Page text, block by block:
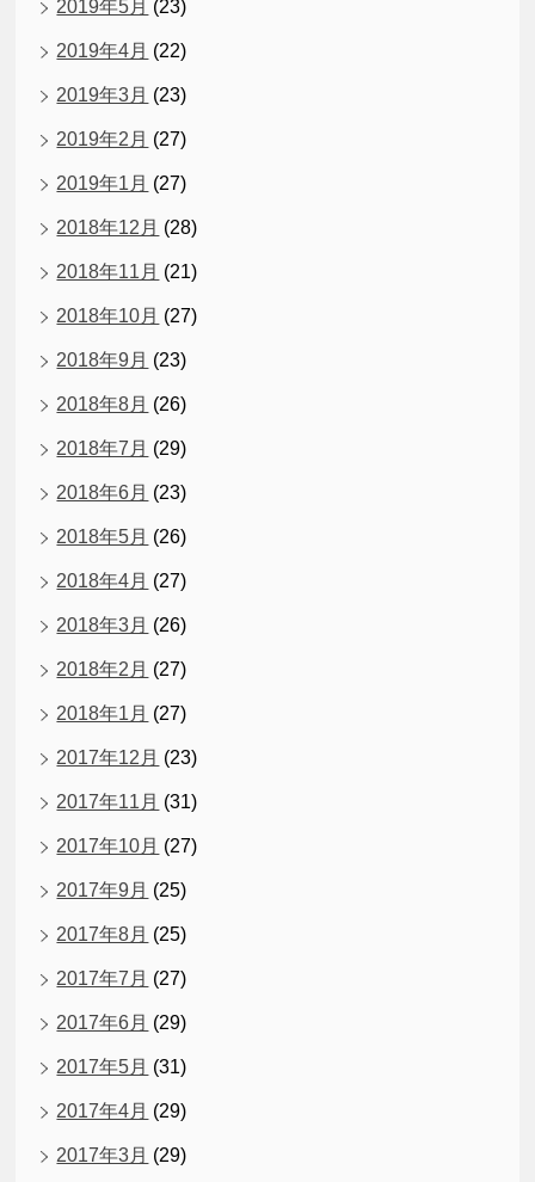
2019年5月 (23)
2019年4月 (22)
2019年3月 (23)
2019年2月 (27)
2019年1月 (27)
2018年12月 (28)
2018年11月 (21)
2018年10月 (27)
2018年9月 (23)
2018年8月 (26)
2018年7月 (29)
2018年6月 (23)
2018年5月 (26)
2018年4月 (27)
2018年3月 (26)
2018年2月 (27)
2018年1月 (27)
2017年12月 (23)
2017年11月 (31)
2017年10月 (27)
2017年9月 (25)
2017年8月 (25)
2017年7月 (27)
2017年6月 (29)
2017年5月 (31)
2017年4月 (29)
2017年3月 (29)